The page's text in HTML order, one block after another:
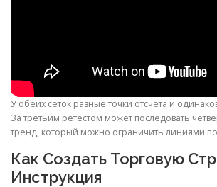
У обеих сеток разные точки отсчета и
За третьим ретестом может последовать
тренд, который можно ограничить линиями
Как Создать Торговую
Инструкция